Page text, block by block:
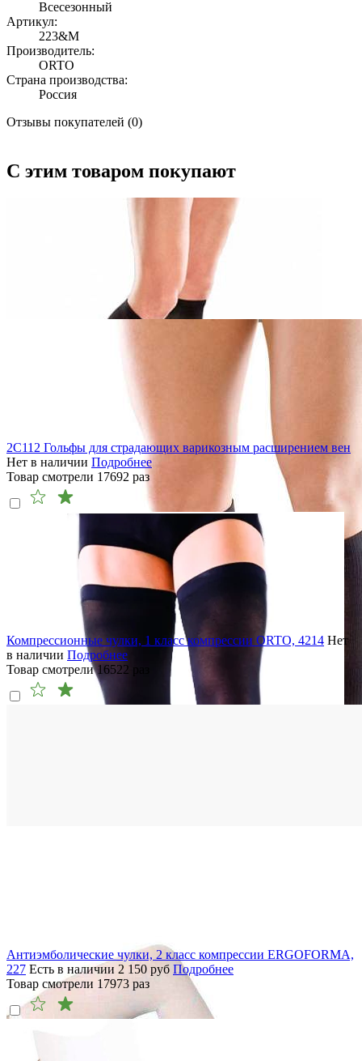
Всесезонный
Артикул:
223&M
Производитель:
ORTO
Страна производства:
Россия
Отзывы покупателей (0)
С этим товаром покупают
2C112 Гольфы для страдающих варикозным расширением вен
Нет в наличии Подробнее
Товар смотрели 17692 раз
Компрессионные чулки, 1 класс компрессии ORTO, 4214 Нет
в наличии Подробнее
Товар смотрели16522
Антиэмболические чулки, 2 класс компрессии ERGOFORMA,
227 Есть в наличии 2 150 руб Подробнее
Товар смотрели 17973 раз